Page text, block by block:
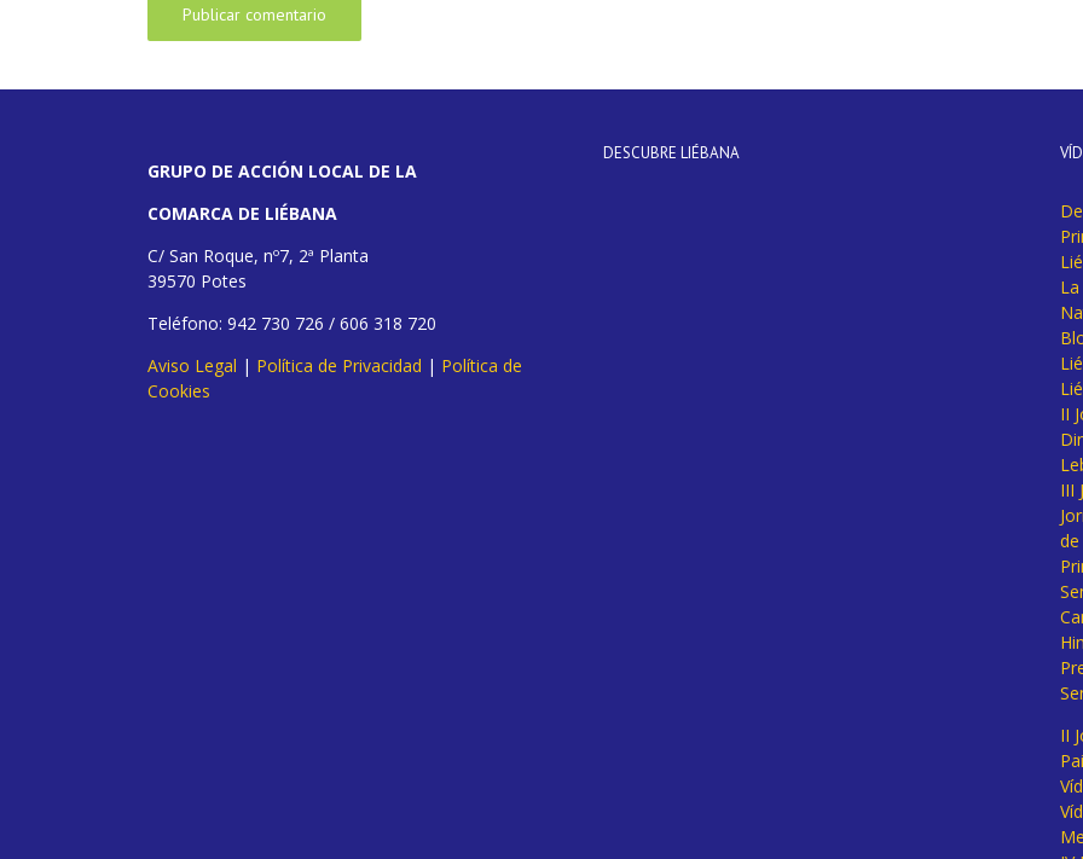
GRUPO DE ACCIÓN LOCAL DE LA
COMARCA DE LIÉBANA
C/ San Roque, nº7, 2ª Planta
39570 Potes
Teléfono: 942 730 726 / 606 318 720
Aviso Legal | Política de Privacidad | Política de
Cookies
DESCUBRE LIÉBANA
II
III
II